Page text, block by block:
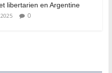
libertarien en Argentine
0